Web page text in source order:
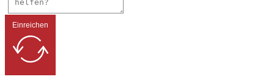
Einreichen